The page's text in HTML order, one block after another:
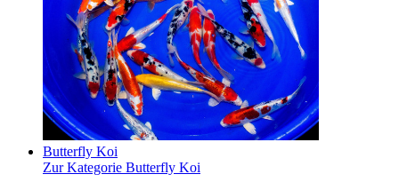
Butterfly Koi
Zur Kategorie Butterfly Koi